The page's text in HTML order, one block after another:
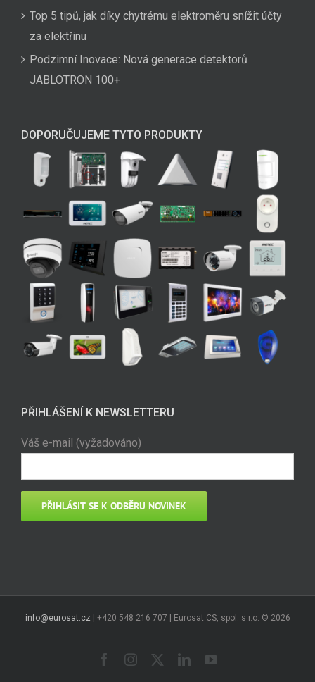
Top 5 tipů, jak díky chytrému elektroměru snížit účty
za elektřinu
Podzimní Inovace: Nová generace detektorů
JABLOTRON 100+
DOPORUČUJEME TYTO PRODUKTY
PŘIHLÁŠENÍ K NEWSLETTERU
Váš e-mail (vyžadováno)
info@eurosat.cz | +420 548 216 707 | Eurosat CS, spol. s r.o. © 2026
FacebookInstagram LinkedInYouTube